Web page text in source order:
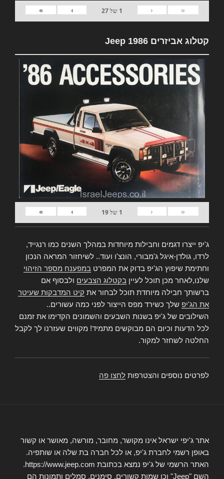
«
‹
1 של27
›
»
קטלוג אביזרים Jeep 1986
«
‹
1 של19
›
»
ג'יפ ייצרו דגמים וחבילות מיוחדות במהלך השנים כמו רנגייד,
לרדו, גולדן-איגל ג'מבורי, הונצ'ו ועוד.. לשיחזור המראה הנכון
וחתימת שיפוץ הג'יפ בדוק את המפרט במפענח מספר הזיהוי
שלנו,לאחר מכן תוכל לעיין בקטלוג הצבעים ולבסוף אם
ברשותך חבילה מיוחדת תוכל לבחור את קיט המדבקות שעיטר
את הג'יפ שלך כשירד מפס הייצור לפני כמה עשורים..
השילובים של ג'יפ בשנות השבעים והשמונים הקדימו את זמנם
לכל הדעות וכיום הם מבוקשים מתמיד! מקווים שעזרנו לך לקבל
החלטה לשחזר למקור.
לפרטים נוספים והצטרפות לחצו פה
אתר ג'יפי ישראל אינו מקושר, מחובר, מורשה, מאושר או קשור
באופן רשמי לחברת ג'יפ, או לכל חברה בת שלה או שותפיה.
האתר הרשמי של ג'יפ נמצא בכתובת https://www.jeep.com.
השם "Jeep" וכן שמות קשורים, סימנים, סמלים ותמונות הם